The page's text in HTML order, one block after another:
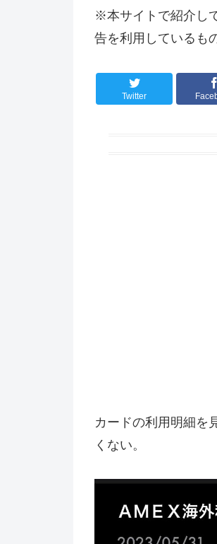
※本サイトで紹介し
告を利用しているも
Twitter
カードの利用明細を
くない。